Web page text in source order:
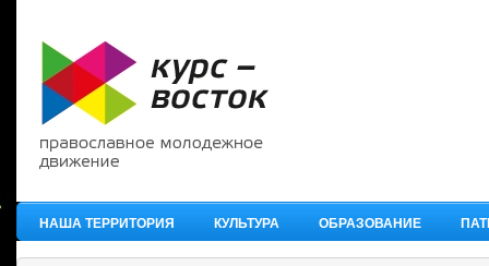
НАША ТЕРРИТОРИЯ КУЛЬТУРА ОБРАЗОВАНИЕ